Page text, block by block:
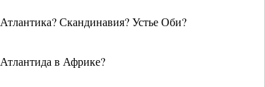
Атлантика? Скандинавия? Устье Оби?
Атлантида в Африке?